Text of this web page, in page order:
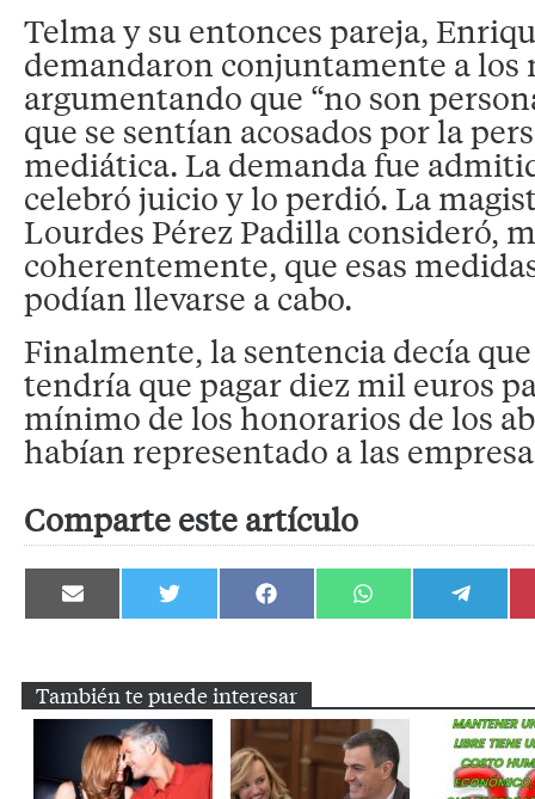
Telma y su entonces pareja,
demandaron conjuntamente a los
argumentando que “no son
que se sentían acosados por la
mediática. La demanda fue
celebró juicio y lo perdió. La
Lourdes Pérez Padilla consideró,
coherentemente, que esas
podían llevarse a cabo.
Finalmente, la sentencia decía
tendría que pagar diez mil euros
mínimo de los honorarios de los
habían representado a las
Comparte este artículo
Compartir
en
Compartir
en
Compartir
en
Compartir
en
Compartir
en
También te puede interesar